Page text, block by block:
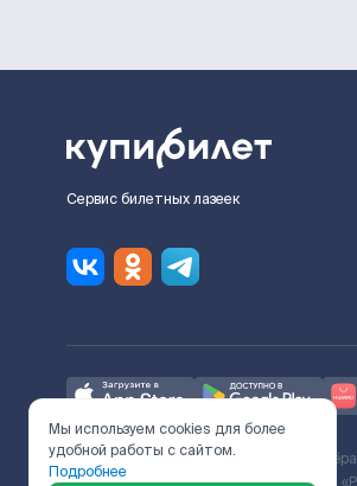
Сервис билетных лазеек
Ж/Д билеты предоставляются
Мы используем cookies для более
удобной работы с сайтом.
Подробнее